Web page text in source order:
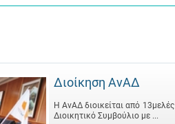
Διοίκηση ΑνΑΔ
Η ΑνΑΔ διοικείται από 13μελές
Διοικητικό Συμβούλιο με ...